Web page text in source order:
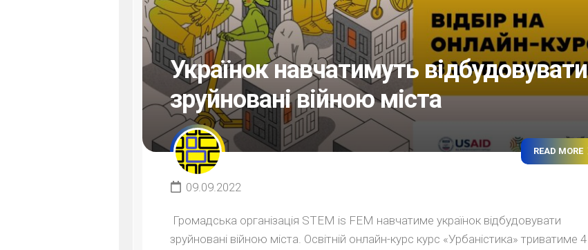
Українок навчатимуть відбудовувати
зруйновані війною міста
READ MORE
09.09.2022
Громадська організація STEM is FEM навчатиме українок відбудовувати
зруйновані війною міста. Освітній онлайн-курс курс «Урбаністика» триватиме 4